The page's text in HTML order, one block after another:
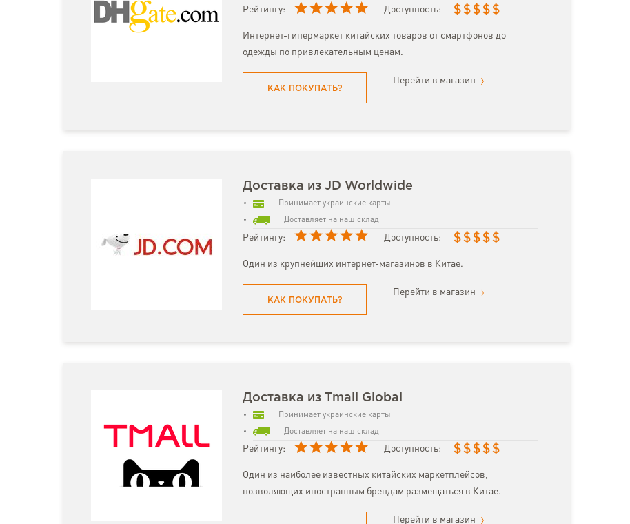
Рейтингу: Доступность: $ $ $ $ $
Интернет-гипермаркет китайских товаров от смартфонов до
одежды по привлекательным ценам.
КАК ПОКУПАТЬ?
Перейти в магазин
Доставка из JD Worldwide
Принимает украинские карты
Доставляет на наш склад
Рейтингу: Доступность: $ $ $ $ $
Один из крупнейших интернет-магазинов в Китае.
КАК ПОКУПАТЬ?
Перейти в магазин
Доставка из Tmall Global
Принимает украинские карты
Доставляет на наш склад
Рейтингу: Доступность: $ $ $ $ $
Один из наиболее известных китайских маркетплейсов,
позволяющих иностранным брендам размещаться в Китае.
Перейти в магазин